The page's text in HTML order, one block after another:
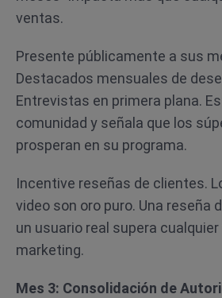
ventas.
Presente públicamente a sus
Destacados mensuales de
Entrevistas en primera plana.
comunidad y señala que los
prosperan en su programa.
Incentive reseñas de clientes.
video son oro puro. Una reseña
un usuario real supera
marketing.
Mes 3: Consolidación de